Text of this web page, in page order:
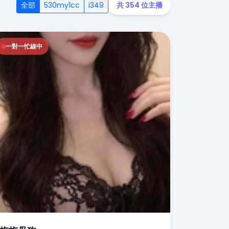
全部 530my1cc i349 共 354 位主播
一對一忙線中